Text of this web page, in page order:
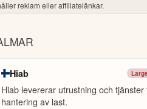
world. Your dedication is what
reklam eller affiliatelänkar.
Hiab
Hiab levererar utrustning och tjänster
hantering av last.